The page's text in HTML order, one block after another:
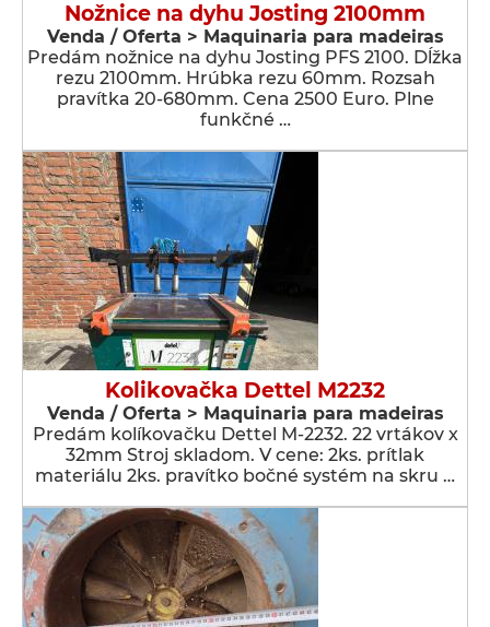
Nožnice na dyhu Josting 2100mm
Venda / Oferta > Maquinaria para madeiras
Predám nožnice na dyhu Josting PFS 2100. Dĺžka
rezu 2100mm. Hrúbka rezu 60mm. Rozsah
pravítka 20-680mm. Cena 2500 Euro. Plne
funkčné …
Kolikovačka Dettel M2232
Venda / Oferta > Maquinaria para madeiras
Predám kolíkovačku Dettel M-2232. 22 vrtákov x
32mm Stroj skladom. V cene: 2ks. prítlak
materiálu 2ks. pravítko bočné systém na skru …